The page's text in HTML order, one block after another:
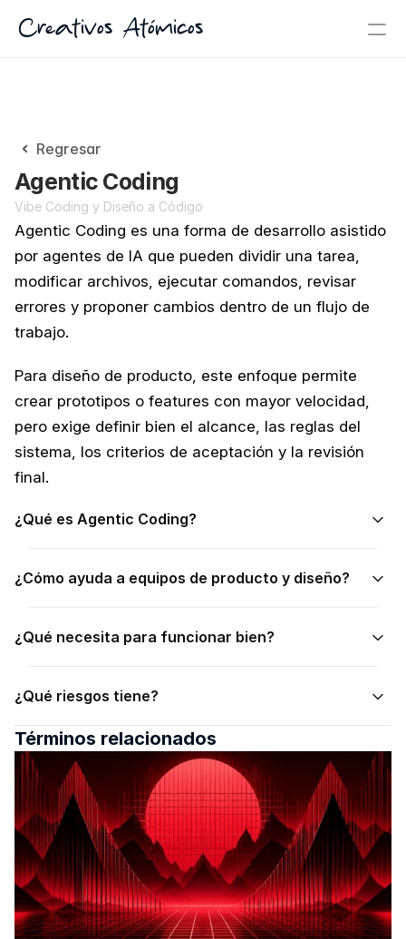
Creativos Atómicos
Regresar
Agentic Coding
Vibe Coding y Diseño a Código
Agentic Coding es una forma de desarrollo asistido
por agentes de IA que pueden dividir una tarea,
modificar archivos, ejecutar comandos, revisar
errores y proponer cambios dentro de un flujo de
trabajo.
Para diseño de producto, este enfoque permite
crear prototipos o features con mayor velocidad,
pero exige definir bien el alcance, las reglas del
sistema, los criterios de aceptación y la revisión
final.
¿Qué es Agentic Coding?
¿Cómo ayuda a equipos de producto y diseño?
¿Qué necesita para funcionar bien?
¿Qué riesgos tiene?
Términos relacionados